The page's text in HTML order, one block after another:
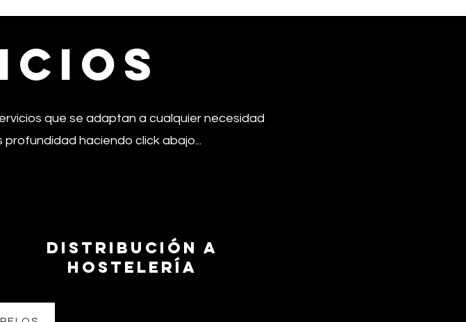
que se adaptan a cualquier necesidad
haciendo click abajo...
distribución a
hostelería